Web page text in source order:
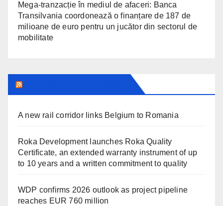
Mega-tranzacție în mediul de afaceri: Banca
Transilvania coordonează o finanțare de 187 de
milioane de euro pentru un jucător din sectorul de
mobilitate
A new rail corridor links Belgium to Romania
Roka Development launches Roka Quality
Certificate, an extended warranty instrument of up
to 10 years and a written commitment to quality
WDP confirms 2026 outlook as project pipeline
reaches EUR 760 million